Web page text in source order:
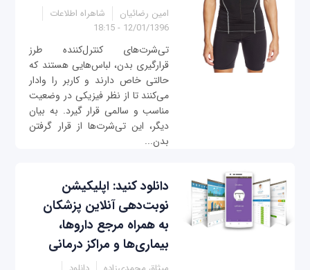
امین رضائیان
شاهراه اطلاعات
12/01/1396 - 18:15
تی‌شرت‌های کنترل‌کننده طرز
قرارگیری بدن، لباس‌هایی هستند که
حالتی خاص دارند و کاربر را وادار
می‌کنند تا از نظر فیزیکی در وضعیت
مناسب و سالمی قرار گیرد. به بیان
دیگر، این تی‌شرت‌ها از قرار گرفتن
بدن...
دانلود کنید: اپلیکیشن
نوبت‌دهی آنلاین پزشکان
به همراه مرجع داروها،
بیماری‌ها و مراکز درمانی